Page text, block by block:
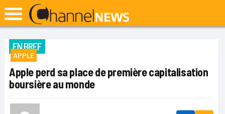
EN BREF
APPLE
Apple perd sa place de première capitalisation
boursière au monde